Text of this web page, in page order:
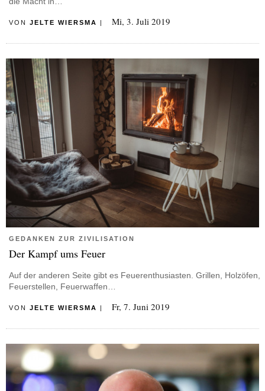
VON JELTE WIERSMA Mi, 3. Juli 2019
GEDANKEN ZUR ZIVILISATION
Der Kampf ums Feuer
Auf der anderen Seite gibt es Feuerenthusiasten. Grillen, Holzöfen,
Feuerstellen, Feuerwaffen…
VON JELTE WIERSMA | Fr, 7. Juni 2019